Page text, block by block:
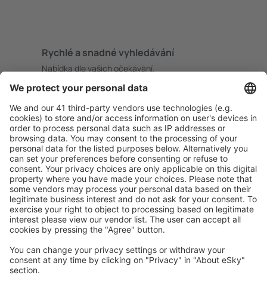
Rychlé a snadné vyhledávání
Nabídka dle vašich očekávání.
Pečlivé plánování
Bezproblémová rezervace s možností bezplatného
zrušení.
S námi ušetříte
Atraktivní ceny a speciální nabídky pro přihlášené
uživatele.
Ubytování dle vašeho gusta
Vyberte si z více než 1.3 milionu zařízení: hotelů,